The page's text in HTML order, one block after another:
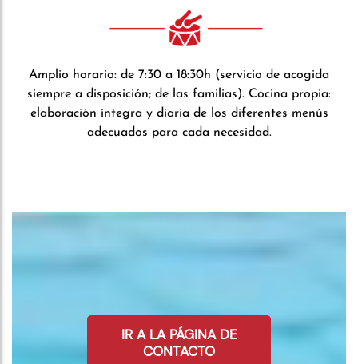
Amplio horario: de 7:30 a 18:30h (servicio de acogida
siempre a disposición; de las familias). Cocina propia:
elaboración íntegra y diaria de los diferentes menús
adecuados para cada necesidad.
IR A LA PÁGINA DE
CONTACTO